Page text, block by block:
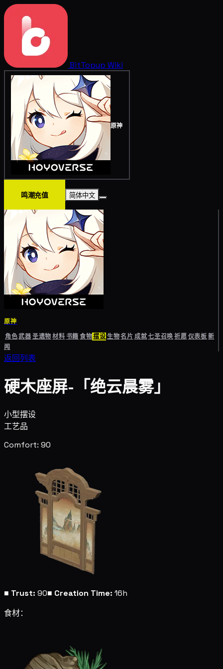
BitTopup Wiki
原神
鸣潮充值 简体中文
原神
角色武器圣遗物材料书籍食物摆设生物名片成就七圣召唤祈愿仪表板新
闻
返回列表
硬木座屏-「绝云晨雾」
小型摆设
工艺品
Comfort: 90
■ Trust: 90■ Creation Time: 16h
食材：